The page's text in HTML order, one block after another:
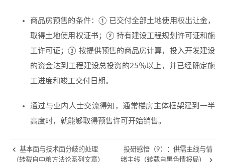
商品房预售的条件：① 已交付全部土地使用权出让金，
取得土地使用权证书；② 持有建设工程规划许可证和施
工许可证；③ 按提供预售的商品房计算，投入开发建设
的资金达到工程建设总投资的25％以上，并已经确定施
工进度和竣工交付日期。
通过与业内人士交流得知，通常楼房主体框架建到一半
高度时，就能够取得预售许可开始销售。
基本面与技术面分歧的处理
（转载自中粮方法论系列文章）
投研感悟（9）：供需主线与情
绪主线（转载自黑色情报局）